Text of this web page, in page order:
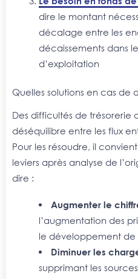
dire le montant
décalage entre les
décaissements dans
d’exploitation
Quelles solutions en cas de
Des difficultés de trésorerie
déséquilibre entre les flux
Pour les résoudre, il
leviers après analyse de
dire :
Augmenter le
l’augmentation des
le développement de
Diminuer les
supprimant les